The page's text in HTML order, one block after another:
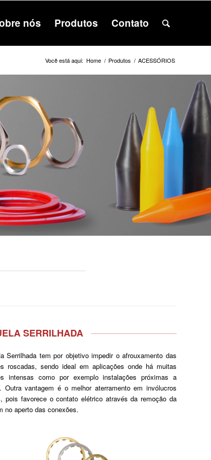
nós Produtos Contato
Você está aqui: Home / Produtos / ACESSÓRIOS
SERRILHADA
Serrilhada tem por objetivo impedir o afrouxamento das
roscadas, sendo ideal em aplicações onde há muitas
intensas como por exemplo instalações próximas a
Outra vantagem é o melhor aterramento em invólucros
pois favorece o contato elétrico através da remoção da
no aperto das conexões.